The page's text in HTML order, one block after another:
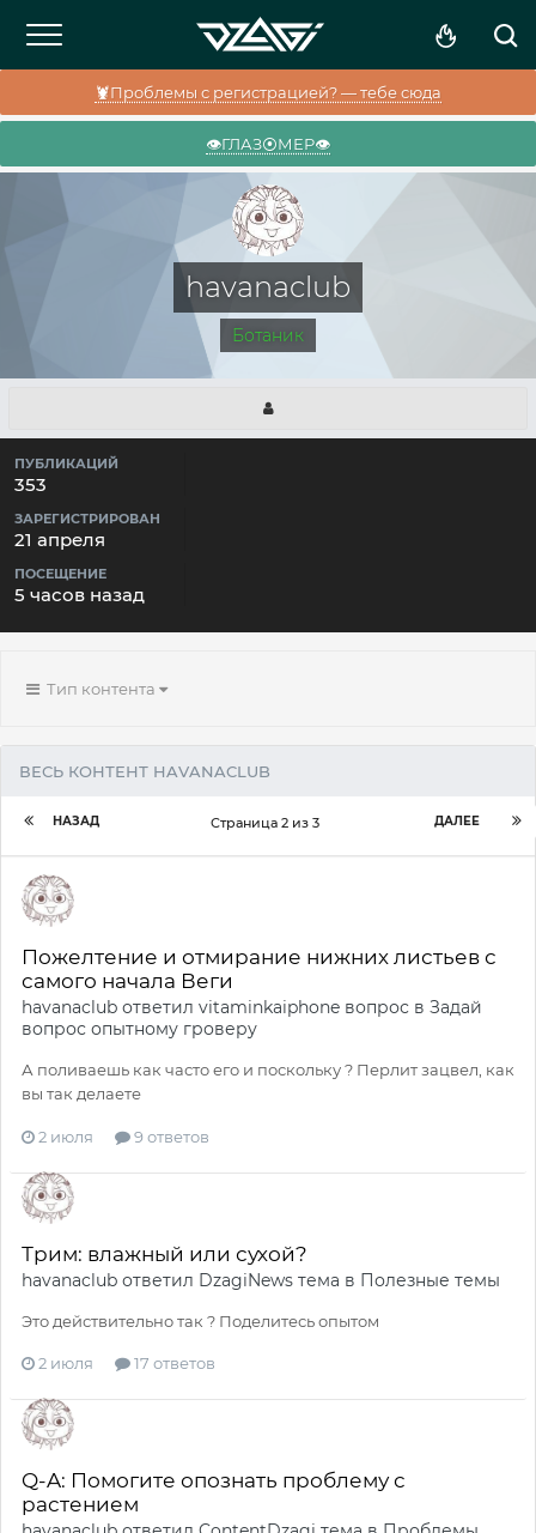
🦞Проблемы с регистрацией? — тебе сюда
👁️ГЛАЗ⦿МЕР👁️
havanaclub
Ботаник
ПУБЛИКАЦИЙ
353
ЗАРЕГИСТРИРОВАН
21 апреля
ПОСЕЩЕНИЕ
5 часов назад
Тип контента
ВЕСЬ КОНТЕНТ HAVANACLUB
НАЗАД ДАЛЕЕ
Страница 2 из 3
Пожелтение и отмирание нижних листьев с
самого начала Веги
havanaclub ответил vitaminkaiphone вопрос в Задай
вопрос опытному гроверу
А поливаешь как часто его и поскольку ? Перлит зацвел, как
вы так делаете
2 июля 9 ответов
Трим: влажный или сухой?
havanaclub ответил DzagiNews тема в Полезные темы
Это действительно так ? Поделитесь опытом
2 июля 17 ответов
Q-A: Помогите опознать проблему с
растением